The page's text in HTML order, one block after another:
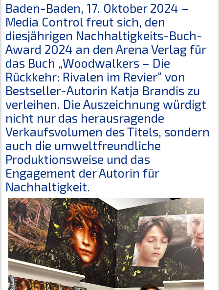
Baden-Baden, 17. Oktober 2024 –
Media Control freut sich, den
diesjährigen Nachhaltigkeits-Buch-
Award 2024 an den Arena Verlag für
das Buch „Woodwalkers – Die
Rückkehr: Rivalen im Revier“ von
Bestseller-Autorin Katja Brandis zu
verleihen. Die Auszeichnung würdigt
nicht nur das herausragende
Verkaufsvolumen des Titels, sondern
auch die umweltfreundliche
Produktionsweise und das
Engagement der Autorin für
Nachhaltigkeit.